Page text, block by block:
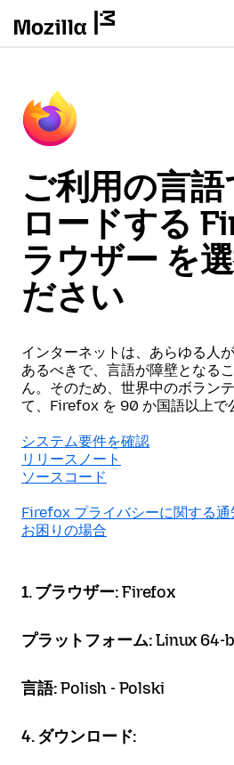
ご利用の言
ロードする
ラウザー を
ださい
インターネットは、あらゆる人
あるべきで、言語が障壁となる
ん。そのため、世界中のボラン
て、Firefox を 90 か国語以上で
システム要件を確認
リリースノート
ソースコード
Firefox プライバシーに関する通
お困りの場合
1. ブラウザー:Firefox
プラットフォーム:Linux 64-
言語:Polish - Polski
4. ダウンロード: